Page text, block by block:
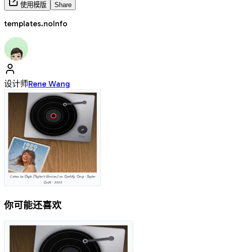
使用模版 Share
templates.noInfo
设计师Rene Wang
你可能还喜欢